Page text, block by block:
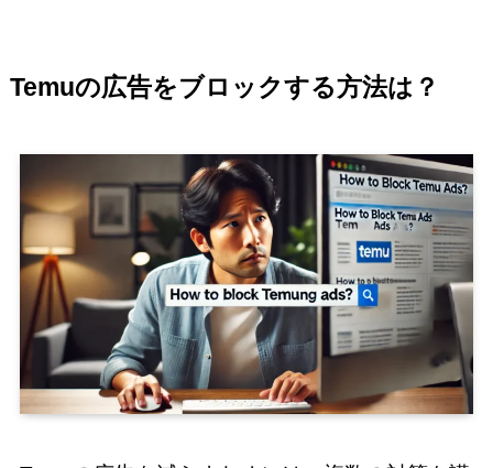
Temuの広告をブロックする方法は？